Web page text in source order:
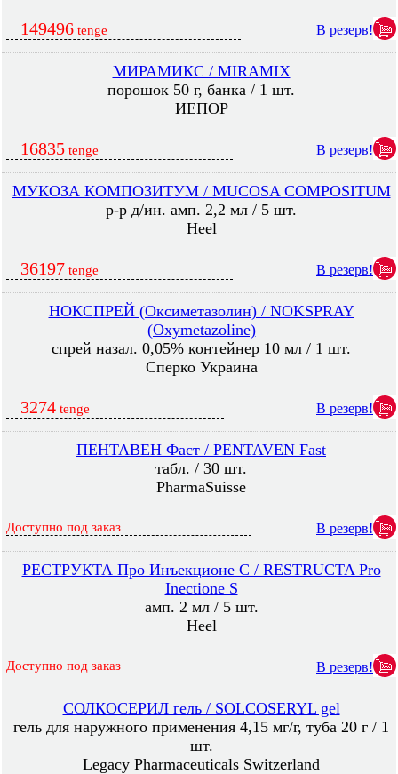
149496 tenge В резерв!
МИРАМИКС / MIRAMIX
порошок 50 г, банка / 1 шт.
ИЕПОР
16835 tenge В резерв!
МУКОЗА КОМПОЗИТУМ / MUCOSA COMPOSITUM
р-р д/ин. амп. 2,2 мл / 5 шт.
Heel
36197 tenge В резерв!
НОКСПРЕЙ (Оксиметазолин) / NOKSPRAY
(Oxymetazoline)
спрей назал. 0,05% контейнер 10 мл / 1 шт.
Сперко Украина
3274 tenge В резерв!
ПЕНТАВЕН Фаст / PENTAVEN Fast
табл. / 30 шт.
PharmaSuisse
Доступно под заказ В резерв!
РЕСТРУКТА Про Инъекционе С / RESTRUCTA Pro
Inectione S
амп. 2 мл / 5 шт.
Heel
Доступно под заказ В резерв!
СОЛКОСЕРИЛ гель / SOLCOSERYL gel
гель для наружного применения 4,15 мг/г, туба 20 г / 1
шт.
Legacy Pharmaceuticals Switzerland